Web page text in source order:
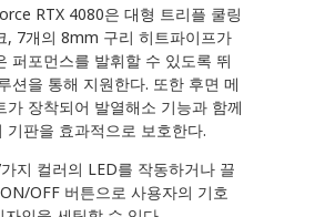
RTX 4080은 대형 트리플 쿨링
, 7개의 8mm 구리 히트파이프가
퍼포먼스를 발휘할 수 있도록 뛰
션을 통해 지원한다. 또한 후면 메
가 장착되어 발열해소 기능과 함께
기판을 효과적으로 보호한다.
지 컬러의 LED를 작동하거나 끌
OFF 버튼으로 사용자의 기호